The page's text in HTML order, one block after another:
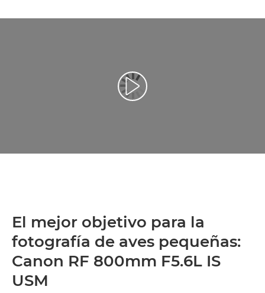
Reproducir vídeo
El mejor objetivo para la
fotografía de aves pequeñas:
Canon RF 800mm F5.6L IS
USM